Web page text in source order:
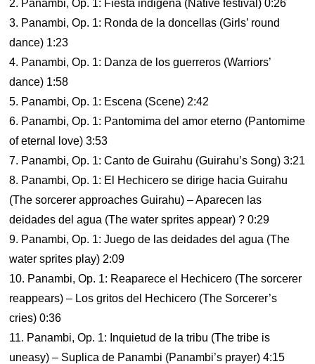
2. Panambi, Op. 1: Fiesta indigena (Native festival) 0:26
3. Panambi, Op. 1: Ronda de la doncellas (Girls’ round
dance) 1:23
4. Panambi, Op. 1: Danza de los guerreros (Warriors’
dance) 1:58
5. Panambi, Op. 1: Escena (Scene) 2:42
6. Panambi, Op. 1: Pantomima del amor eterno (Pantomime
of eternal love) 3:53
7. Panambi, Op. 1: Canto de Guirahu (Guirahu’s Song) 3:21
8. Panambi, Op. 1: El Hechicero se dirige hacia Guirahu
(The sorcerer approaches Guirahu) – Aparecen las
deidades del agua (The water sprites appear) ? 0:29
9. Panambi, Op. 1: Juego de las deidades del agua (The
water sprites play) 2:09
10. Panambi, Op. 1: Reaparece el Hechicero (The sorcerer
reappears) – Los gritos del Hechicero (The Sorcerer’s
cries) 0:36
11. Panambi, Op. 1: Inquietud de la tribu (The tribe is
uneasy) – Suplica de Panambi (Panambi’s prayer) 4:15